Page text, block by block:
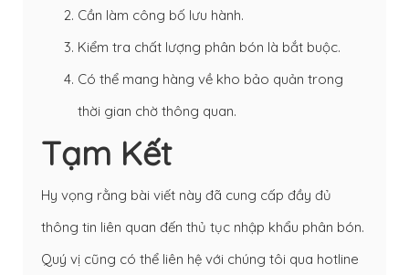
Cần làm công bố lưu hành.
Kiểm tra chất lượng phân bón là bắt buộc.
Có thể mang hàng về kho bảo quản trong
thời gian chờ thông quan.
Tạm Kết
Hy vọng rằng bài viết này đã cung cấp đầy đủ
thông tin liên quan đến thủ tục nhập khẩu phân bón.
Quý vị cũng có thể liên hệ với chúng tôi qua hotline